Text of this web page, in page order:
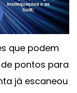
que podem
pontos para
já escaneou